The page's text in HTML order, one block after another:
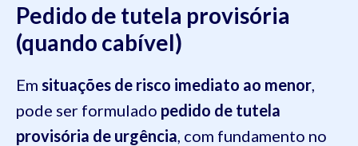
Pedido de tutela provisória
(quando cabível)
Em situações de risco imediato ao menor
pode ser formulado pedido de tutela
provisória de urgência , com fundamento no